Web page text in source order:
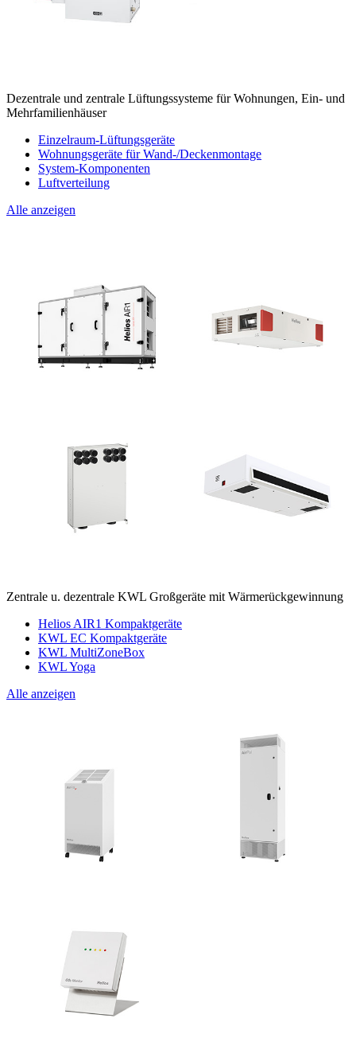
Dezentrale und zentrale Lüftungssysteme für Wohnungen, Ein- und
Mehrfamilienhäuser
Einzelraum-Lüftungsgeräte
Wohnungsgeräte für Wand-/Deckenmontage
System-Komponenten
Luftverteilung
Alle anzeigen
Zentrale u. dezentrale KWL Großgeräte mit Wärmerückgewinnung
Helios AIR1 Kompaktgeräte
KWL EC Kompaktgeräte
KWL MultiZoneBox
KWL Yoga
Alle anzeigen